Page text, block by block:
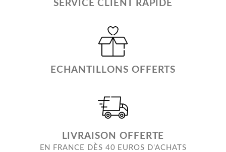
SERVICE CLIENT RAPIDE
ECHANTILLONS OFFERTS
LIVRAISON OFFERTE
EN FRANCE DÈS 40 EUROS D'ACHATS